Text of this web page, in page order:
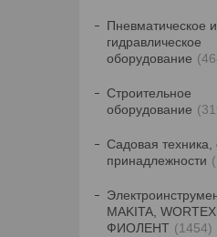
Пневматическое и
гидравлическое
оборудование
Строительное
оборудование
Садовая техника,
принадлежности
MAKITA, WORTEX,
ФИОЛЕНТ
1454